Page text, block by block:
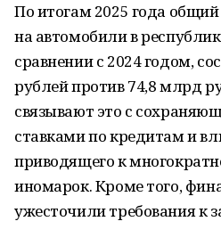
По итогам 2025 года
на автомобили в
сравнении с 2024 годом,
рублей против 74,8 млрд
связывают это с
ставками по кредитам и
приводящего к
иномарок. Кроме того,
ужесточили требования к